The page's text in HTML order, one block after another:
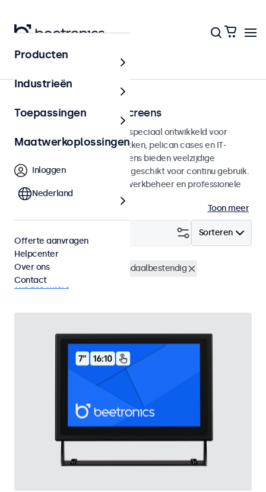
Home
Rack montage touchscreens
Rack montage touchscreens speciaal ontwikkeld voor
integratie in 19-inch serverrekken, pelican cases en IT-
omgevingen. Deze touchscreens bieden veelzijdige
aansluitmogelijkheden en zijn geschikt voor continu gebruik.
Ideaal voor datacenters, netwerkbeheer en professionele
toepassingen. Lees meer.
Toon meer
Sorteren
Rackmontage (19 inch)
Vandaalbestendig
Wis alle filters
Producten
Industrieën
Toepassingen
Maatwerkoplossingen
Inloggen
Nederland
Offerte aanvragen
Helpcenter
Over ons
Contact